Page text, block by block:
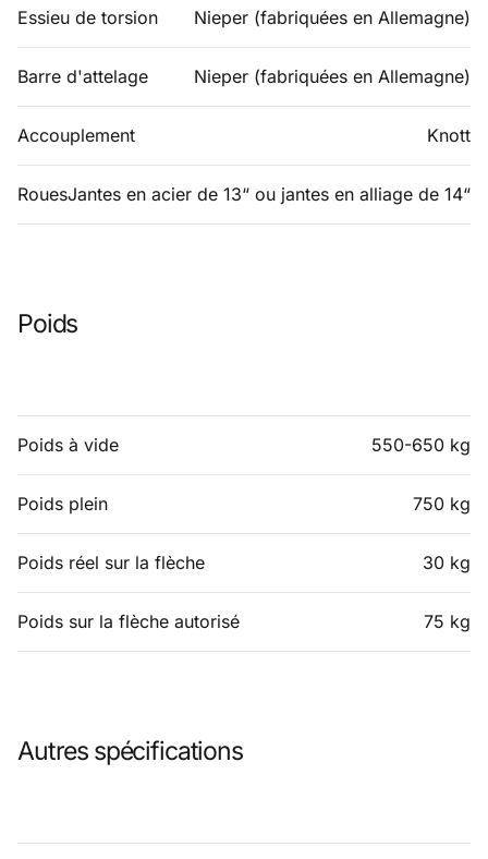
Essieu de torsion Nieper (fabriquées en Allemagne)
Barre d'attelage Nieper (fabriquées en Allemagne)
Accouplement Knott
RouesJantes en acier de 13“ ou jantes en alliage de 14“
Poids
Poids à vide 550-650 kg
Poids plein 750 kg
Poids réel sur la flèche 30 kg
Poids sur la flèche autorisé 75 kg
Autres spécifications